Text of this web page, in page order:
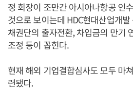
정 회장이 조만간 아시아나항공 인
것으로 보이는데 HDC현대산업개
채권단의 출자전환, 차입금의 만기
조정 등이 꼽힌다.
현재 해외 기업결합심사도 모두 마
련됐다.